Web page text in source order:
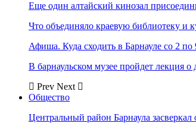
Еще один алтайский кинозал
Что объединяло краевую библиотеку и
Афиша. Куда сходить в Барнауле со 2 по
В барнаульском музее пройдет лекция
Prev Next
Общество
Центральный район Барнаула